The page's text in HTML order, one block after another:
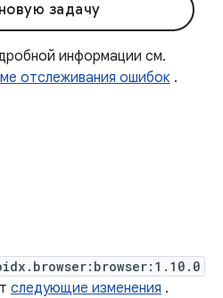
задачу
информации см.
отслеживания ошибок .
следующие изменения .